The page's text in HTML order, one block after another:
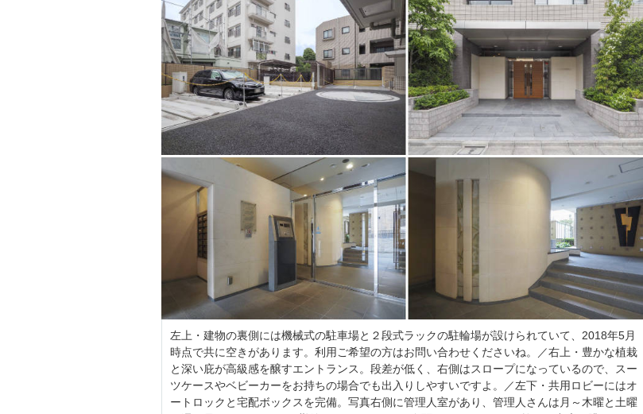
左上・建物の裏側には機械式の駐車場と２段式ラックの駐輪場が設けられていて、2018年5月
時点で共に空きがあります。利用ご希望の方はお問い合わせくださいね。／右上・豊かな植栽
と深い庇が高級感を醸すエントランス。段差が低く、右側はスロープになっているので、スー
ツケースやベビーカーをお持ちの場合でも出入りしやすいですよ。／左下・共用ロビーにはオ
ートロックと宅配ボックスを完備。写真右側に管理人室があり、管理人さんは月～木曜と土曜